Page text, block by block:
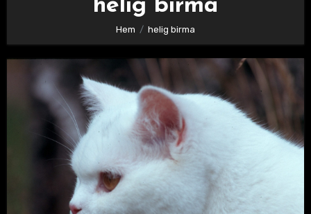
helig birma
Hem helig birma